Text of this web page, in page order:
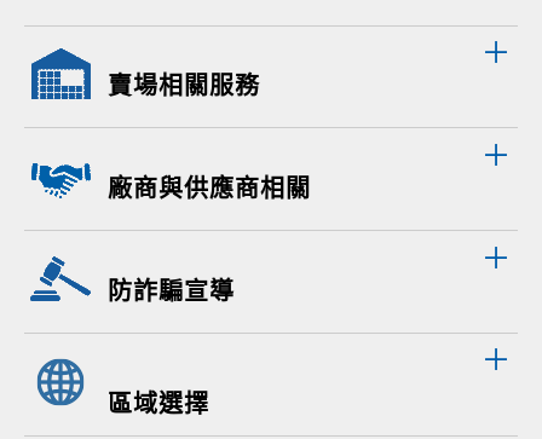
賣場相關服務
廠商與供應商相關
防詐騙宣導
區域選擇